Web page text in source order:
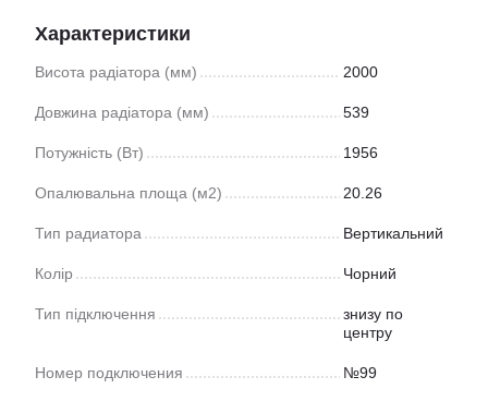
Характеристики
Висота радіатора (мм) 2000
Довжина радіатора (мм) 539
Потужність (Вт) 1956
Опалювальна площа (м2) 20.26
Тип радиатора Вертикальний
Колір Чорний
Тип підключення
знизу по
центру
Номер подключения №99